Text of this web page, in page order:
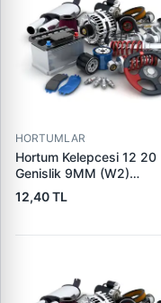
HORTUMLAR
Hortum Kelepcesi 12 20
Genislik 9MM (W2)
Paslanmaz Celik | USTUN
CH12
12,40 TL